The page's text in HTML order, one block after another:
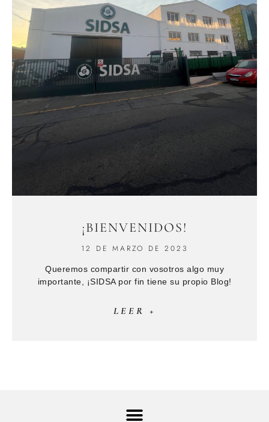
¡BIENVENIDOS!
12 DE MARZO DE 2023
Queremos compartir con vosotros algo muy
importante, ¡SIDSA por fin tiene su propio Blog!
LEER +